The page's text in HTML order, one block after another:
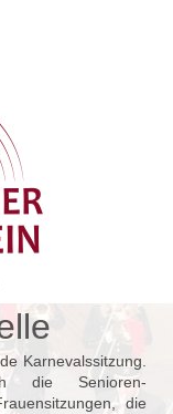
Karnevalssitzung.
die Senioren-
die